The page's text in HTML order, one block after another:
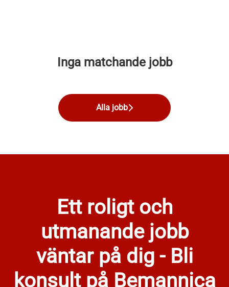
Inga matchande jobb
Alla jobb
Ett roligt och
utmanande jobb
väntar på dig - Bli
konsult på Bemannica